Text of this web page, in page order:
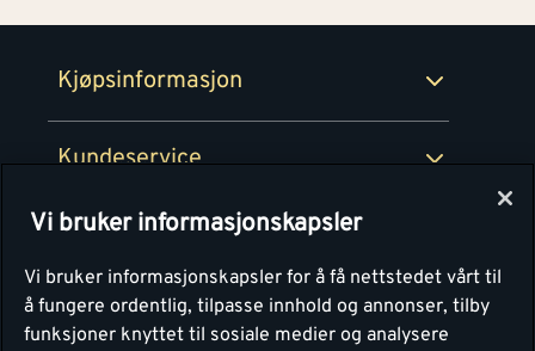
Kjøpsinformasjon
Retur- og angrerettsskjema
Kundeservice
Montér
Personvern
Vi bruker informasjonskapsler
Vi bruker informasjonskapsler for å få nettstedet vårt til
å fungere ordentlig, tilpasse innhold og annonser, tilby
funksjoner knyttet til sosiale medier og analysere